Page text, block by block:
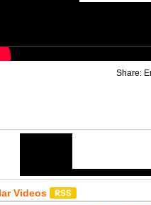
Share:
Videos